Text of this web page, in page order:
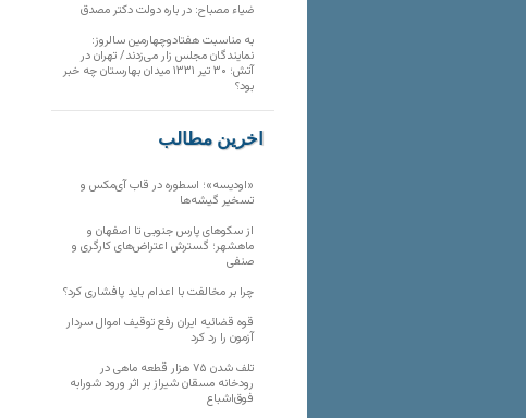
ضیاء مصباح: در باره دولت دکتر مصدق
به مناسبت هفتادوچهارمین سالروز:
نمایندگان مجلس زار می‌زدند/ تهران در
آتش؛ ۳۰ تیر ۱۳۳۱ میدان بهارستان چه خبر
بود؟
آخرین مطالب
«اودیسه»؛ اسطوره در قاب آی‌مکس و
تسخیر گیشه‌ها
از سکوهای پارس جنوبی تا اصفهان و
ماهشهر؛ گسترش اعتراض‌های کارگری و
صنفی
چرا بر مخالفت با اعدام باید پافشاری کرد؟
قوه قضائیه ایران رفع توقیف اموال سردار
آزمون را رد کرد
تلف شدن ۷۵ هزار قطعه ماهی در
رودخانه مسقان شیراز بر اثر ورود شورابه
فوق‌اشباع